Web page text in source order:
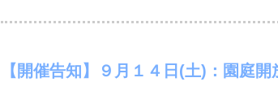
【開催告知】９月１４日(土)：園庭